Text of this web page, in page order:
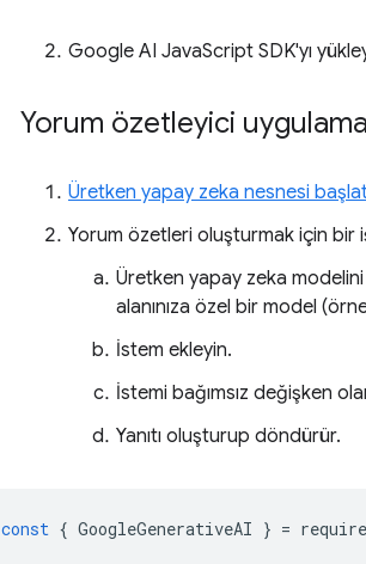
Google AI JavaScript SDK'yı
Yorum özetleyici
Üretken yapay zeka nesnesi
Yorum özetleri oluşturmak için bir
Üretken yapay zeka modelini
alanınıza özel bir model
İstem ekleyin.
İstemi bağımsız değişken
Yanıtı oluşturup döndürür.
const { GoogleGenerativeAI } = require